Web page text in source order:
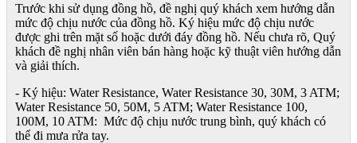
Trước khi sử dụng đồng hồ, đề nghị quý khách xem hướng dẫn
mức độ chịu nước của đồng hồ. Ký hiệu mức độ chịu nước
được ghi trên mặt số hoặc dưới đáy đồng hồ. Nếu chưa rõ, Quý
khách đề nghị nhân viên bán hàng hoặc kỹ thuật viên hướng dẫn
và giải thích.
- Ký hiệu: Water Resistance, Water Resistance 30, 30M, 3 ATM;
Water Resistance 50, 50M, 5 ATM; Water Resistance 100,
100M, 10 ATM: Mức độ chịu nước trung bình, quý khách có
thể đi mưa rửa tay.